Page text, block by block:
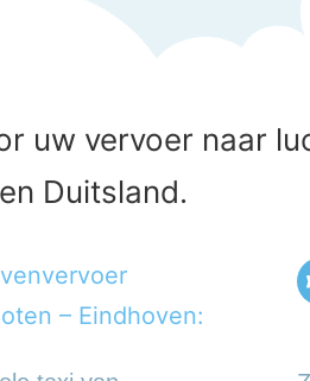
uw vervoer naar
Duitsland.
– Eindhoven: